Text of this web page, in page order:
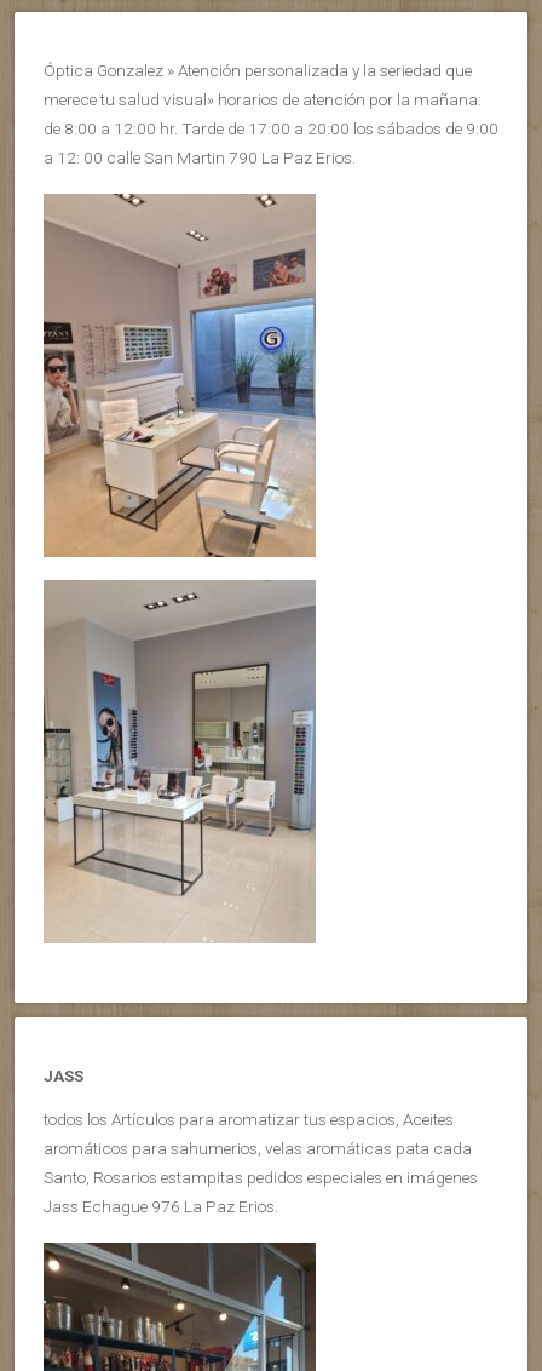
Óptica Gonzalez » Atención personalizada y la seriedad que
merece tu salud visual» horarios de atención por la mañana:
de 8:00 a 12:00 hr. Tarde de 17:00 a 20:00 los sábados de 9:00
a 12: 00 calle San Martin 790 La Paz Erios.
JASS
todos los Artículos para aromatizar tus espacios, Aceites
aromáticos para sahumerios, velas aromáticas pata cada
Santo, Rosarios estampitas pedidos especiales en imágenes
Jass Echague 976 La Paz Erios.